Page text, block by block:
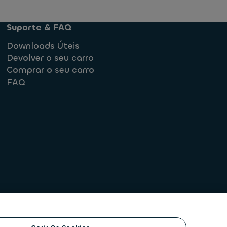
Suporte & FAQ
Downloads Úteis
Devolver o seu carro
Comprar o seu carro
FAQ